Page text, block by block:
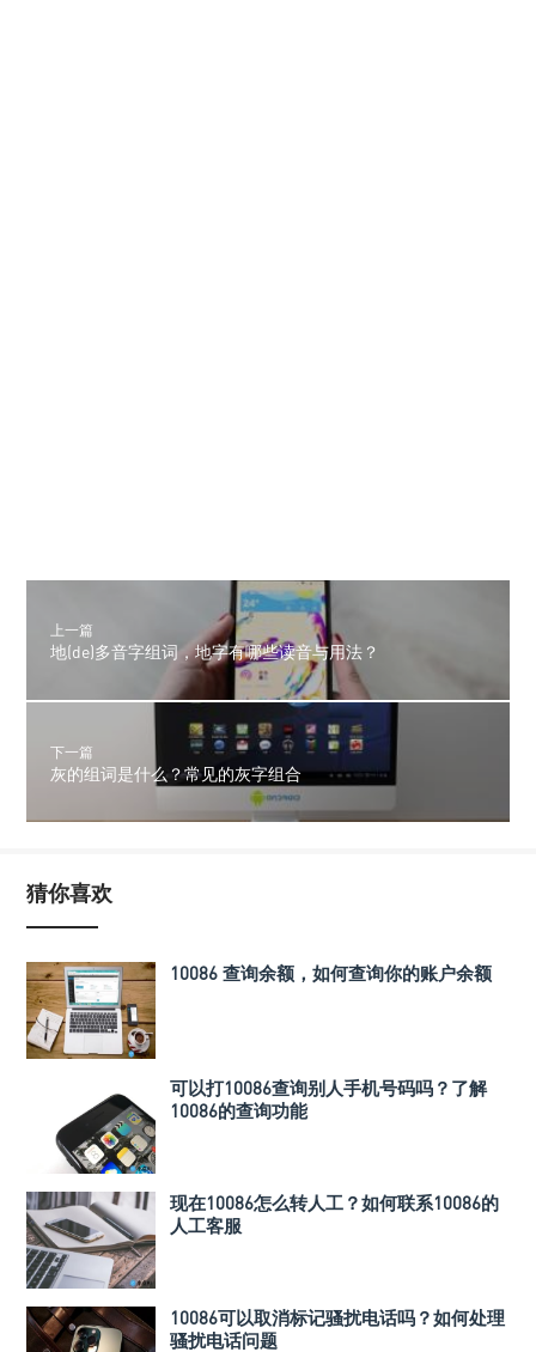
上一篇
地(de)多音字组词，地字有哪些读音与用法？
下一篇
灰的组词是什么？常见的灰字组合
猜你喜欢
10086 查询余额，如何查询你的账户余额
可以打10086查询别人手机号码吗？了解
10086的查询功能
现在10086怎么转人工？如何联系10086的
人工客服
10086可以取消标记骚扰电话吗？如何处理
骚扰电话问题